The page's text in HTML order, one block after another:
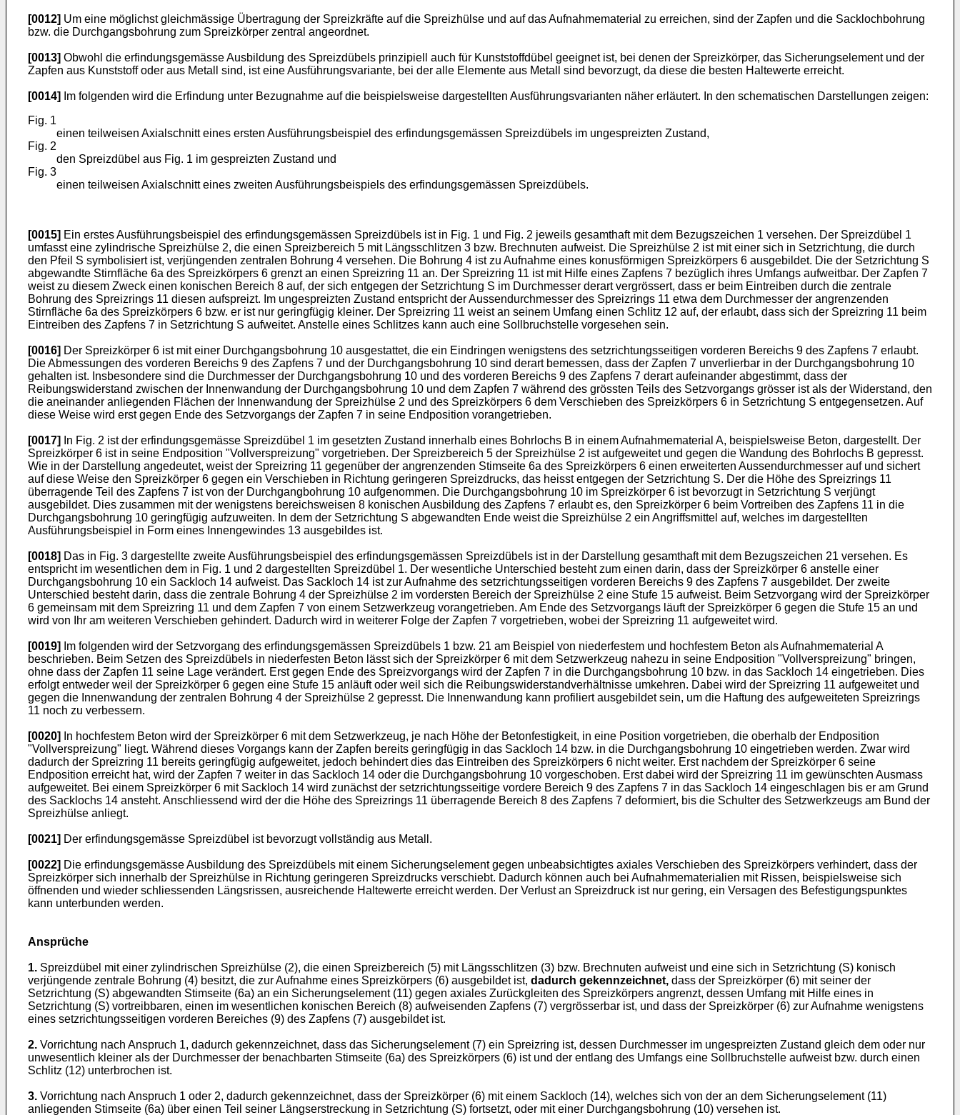
[0012] Um eine möglichst gleichmässige Übertragung der Spreizkräfte auf die Spreizhülse und auf das Aufnahmematerial zu erreichen, sind der Zapfen und die Sacklochbohrung
bzw. die Durchgangsbohrung zum Spreizkörper zentral angeordnet.
[0013] Obwohl die erfindungsgemässe Ausbildung des Spreizdübels prinzipiell auch für Kunststoffdübel geeignet ist, bei denen der Spreizkörper, das Sicherungselement und der
Zapfen aus Kunststoff oder aus Metall sind, ist eine Ausführungsvariante, bei der alle Elemente aus Metall sind bevorzugt, da diese die besten Haltewerte erreicht.
[0014]
Im folgenden wird die Erfindung unter Bezugnahme auf die beispielsweise dargestellten Ausführungsvarianten näher erläutert. In den schematischen Darstellungen zeigen:
Fig. 1
einen teilweisen Axialschnitt eines ersten Ausführungsbeispiel des erfindungsgemässen Spreizdübels im ungespreizten Zustand,
Fig. 2
den Spreizdübel aus Fig. 1 im gespreizten Zustand und
Fig. 3
einen teilweisen Axialschnitt eines zweiten Ausführungsbeispiels des erfindungsgemässen Spreizdübels.
[0015] Ein erstes Ausführungsbeispiel des erfindungsgemässen Spreizdübels ist in Fig. 1 und Fig. 2 jeweils gesamthaft mit dem Bezugszeichen 1 versehen. Der Spreizdübel 1
umfasst eine zylindrische Spreizhülse 2, die einen Spreizbereich 5 mit Längsschlitzen 3 bzw. Brechnuten aufweist. Die Spreizhülse 2 ist mit einer sich in Setzrichtung, die durch
den Pfeil S symbolisiert ist, verjüngenden zentralen Bohrung 4 versehen. Die Bohrung 4 ist zu Aufnahme eines konusförmigen Spreizkörpers 6 ausgebildet. Die der Setzrichtung S
abgewandte Stirnfläche 6a des Spreizkörpers 6 grenzt an einen Spreizring 11 an. Der Spreizring 11 ist mit Hilfe eines Zapfens 7 bezüglich ihres Umfangs aufweitbar. Der Zapfen 7
weist zu diesem Zweck einen konischen Bereich 8 auf, der sich entgegen der Setzrichtung S im Durchmesser derart vergrössert, dass er beim Eintreiben durch die zentrale
Bohrung des Spreizrings 11 diesen aufspreizt. Im ungespreizten Zustand entspricht der Aussendurchmesser des Spreizrings 11 etwa dem Durchmesser der angrenzenden
Stirnfläche 6a des Spreizkörpers 6 bzw. er ist nur geringfügig kleiner. Der Spreizring 11 weist an seinem Umfang einen Schlitz 12 auf, der erlaubt, dass sich der Spreizring 11 beim
Eintreiben des Zapfens 7 in Setzrichtung S aufweitet. Anstelle eines Schlitzes kann auch eine Sollbruchstelle vorgesehen sein.
[0016] Der Spreizkörper 6 ist mit einer Durchgangsbohrung 10 ausgestattet, die ein Eindringen wenigstens des setzrichtungsseitigen vorderen Bereichs 9 des Zapfens 7 erlaubt.
Die Abmessungen des vorderen Bereichs 9 des Zapfens 7 und der Durchgangsbohrung 10 sind derart bemessen, dass der Zapfen 7 unverlierbar in der Durchgangsbohrung 10
gehalten ist. Insbesondere sind die Durchmesser der Durchgangsbohrung 10 und des vorderen Bereichs 9 des Zapfens 7 derart aufeinander abgestimmt, dass der
Reibungswiderstand zwischen der Innenwandung der Durchgangsbohrung 10 und dem Zapfen 7 während des grössten Teils des Setzvorgangs grösser ist als der Widerstand, den
die aneinander anliegenden Flächen der Innenwandung der Spreizhülse 2 und des Spreizkörpers 6 dem Verschieben des Spreizkörpers 6 in Setzrichtung S entgegensetzen. Auf
diese Weise wird erst gegen Ende des Setzvorgangs der Zapfen 7 in seine Endposition vorangetrieben.
[0017]
In Fig. 2 ist der erfindungsgemässe Spreizdübel 1 im gesetzten Zustand innerhalb eines Bohrlochs B in einem Aufnahmematerial A, beispielsweise Beton, dargestellt. Der
Spreizkörper 6 ist in seine Endposition "Vollverspreizung" vorgetrieben. Der Spreizbereich 5 der Spreizhülse 2 ist aufgeweitet und gegen die Wandung des Bohrlochs B gepresst.
Wie in der Darstellung angedeutet, weist der Spreizring 11 gegenüber der angrenzenden Stimseite 6a des Spreizkörpers 6 einen erweiterten Aussendurchmesser auf und sichert
auf diese Weise den Spreizkörper 6 gegen ein Verschieben in Richtung geringeren Spreizdrucks, das heisst entgegen der Setzrichtung S. Der die Höhe des Spreizrings 11
überragende Teil des Zapfens 7 ist von der Durchgangbohrung 10 aufgenommen. Die Durchgangsbohrung 10 im Spreizkörper 6 ist bevorzugt in Setzrichtung S verjüngt
ausgebildet. Dies zusammen mit der wenigstens bereichsweisen 8 konischen Ausbildung des Zapfens 7 erlaubt es, den Spreizkörper 6 beim Vortreiben des Zapfens 11 in die
Durchgangsbohrung 10 geringfügig aufzuweiten. In dem der Setzrichtung S abgewandten Ende weist die Spreizhülse 2 ein Angriffsmittel auf, welches im dargestellten
Ausführungsbeispiel in Form eines Innengewindes 13 ausgebildes ist.
[0018] Das in Fig. 3 dargestellte zweite Ausführungsbeispiel des erfindungsgemässen Spreizdübels ist in der Darstellung gesamthaft mit dem Bezugszeichen 21 versehen. Es
entspricht im wesentlichen dem in Fig. 1 und 2 dargestellten Spreizdübel 1. Der wesentliche Unterschied besteht zum einen darin, dass der Spreizkörper 6 anstelle einer
Durchgangsbohrung 10 ein Sackloch 14 aufweist. Das Sackloch 14 ist zur Aufnahme des setzrichtungsseitigen vorderen Bereichs 9 des Zapfens 7 ausgebildet. Der zweite
Unterschied besteht darin, dass die zentrale Bohrung 4 der Spreizhülse 2 im vordersten Bereich der Spreizhülse 2 eine Stufe 15 aufweist. Beim Setzvorgang wird der Spreizkörper
6 gemeinsam mit dem Spreizring 11 und dem Zapfen 7 von einem Setzwerkzeug vorangetrieben. Am Ende des Setzvorgangs läuft der Spreizkörper 6 gegen die Stufe 15 an und
wird von Ihr am weiteren Verschieben gehindert. Dadurch wird in weiterer Folge der Zapfen 7 vorgetrieben, wobei der Spreizring 11 aufgeweitet wird.
[0019]
Im folgenden wird der Setzvorgang des erfindungsgemässen Spreizdübels 1 bzw. 21 am Beispiel von niederfestem und hochfestem Beton als Aufnahmematerial A
beschrieben. Beim Setzen des Spreizdübels in niederfesten Beton lässt sich der Spreizkörper 6 mit dem Setzwerkzeug nahezu in seine Endposition "Vollverspreizung" bringen,
ohne dass der Zapfen 11 seine Lage verändert. Erst gegen Ende des Spreizvorgangs wird der Zapfen 7 in die Durchgangsbohrung 10 bzw. in das Sackloch 14 eingetrieben. Dies
erfolgt entweder weil der Spreizkörper 6 gegen eine Stufe 15 anläuft oder weil sich die Reibungswiderstandverhältnisse umkehren. Dabei wird der Spreizring 11 aufgeweitet und
gegen die Innenwandung der zentralen Bohrung 4 der Spreizhülse 2 gepresst. Die Innenwandung kann profiliert ausgebildet sein, um die Haftung des aufgeweiteten Spreizrings
11 noch zu verbessern.
[0020]
In hochfestem Beton wird der Spreizkörper 6 mit dem Setzwerkzeug, je nach Höhe der Betonfestigkeit, in eine Position vorgetrieben, die oberhalb der Endposition
"Vollverspreizung" liegt. Während dieses Vorgangs kann der Zapfen bereits geringfügig in das Sackloch 14 bzw. in die Durchgangsbohrung 10 eingetrieben werden. Zwar wird
dadurch der Spreizring 11 bereits geringfügig aufgeweitet, jedoch behindert dies das Eintreiben des Spreizkörpers 6 nicht weiter. Erst nachdem der Spreizkörper 6 seine
Endposition erreicht hat, wird der Zapfen 7 weiter in das Sackloch 14 oder die Durchgangsbohrung 10 vorgeschoben. Erst dabei wird der Spreizring 11 im gewünschten Ausmass
aufgeweitet. Bei einem Spreizkörper 6 mit Sackloch 14 wird zunächst der setzrichtungsseitige vordere Bereich 9 des Zapfens 7 in das Sackloch 14 eingeschlagen bis er am Grund
des Sacklochs 14 ansteht. Anschliessend wird der die Höhe des Spreizrings 11 überragende Bereich 8 des Zapfens 7 deformiert, bis die Schulter des Setzwerkzeugs am Bund der
Spreizhülse anliegt.
[0021] Der erfindungsgemässe Spreizdübel ist bevorzugt vollständig aus Metall.
[0022] Die erfindungsgemässe Ausbildung des Spreizdübels mit einem Sicherungselement gegen unbeabsichtigtes axiales Verschieben des Spreizkörpers verhindert, dass der
Spreizkörper sich innerhalb der Spreizhülse in Richtung geringeren Spreizdrucks verschiebt. Dadurch können auch bei Aufnahmematerialien mit Rissen, beispielsweise sich
öffnenden und wieder schliessenden Längsrissen, ausreichende Haltewerte erreicht werden. Der Verlust an Spreizdruck ist nur gering, ein Versagen des Befestigungspunktes
kann unterbunden werden.
Ansprüche
1. Spreizdübel mit einer zylindrischen Spreizhülse (2), die einen Spreizbereich (5) mit Längsschlitzen (3) bzw. Brechnuten aufweist und eine sich in Setzrichtung (S) konisch
verjüngende zentrale Bohrung (4) besitzt, die zur Aufnahme eines Spreizkörpers (6) ausgebildet ist, dadurch gekennzeichnet, dass der Spreizkörper (6) mit seiner der
Setzrichtung (S) abgewandten Stimseite (6a) an ein Sicherungselement (11) gegen axiales Zurückgleiten des Spreizkörpers angrenzt, dessen Umfang mit Hilfe eines in
Setzrichtung (S) vortreibbaren, einen im wesentlichen konischen Bereich (8) aufweisenden Zapfens (7) vergrösserbar ist, und dass der Spreizkörper (6) zur Aufnahme wenigstens
eines setzrichtungsseitigen vorderen Bereiches (9) des Zapfens (7) ausgebildet ist.
2. Vorrichtung nach Anspruch 1, dadurch gekennzeichnet, dass das Sicherungselement (7) ein Spreizring ist, dessen Durchmesser im ungespreizten Zustand gleich dem oder nur
unwesentlich kleiner als der Durchmesser der benachbarten Stimseite (6a) des Spreizkörpers (6) ist und der entlang des Umfangs eine Sollbruchstelle aufweist bzw. durch einen
Schlitz (12) unterbrochen ist.
3. Vorrichtung nach Anspruch 1 oder 2, dadurch gekennzeichnet, dass der Spreizkörper (6) mit einem Sackloch (14), welches sich von der an dem Sicherungselement (11)
anliegenden Stimseite (6a) über einen Teil seiner Längserstreckung in Setzrichtung (S) fortsetzt, oder mit einer Durchgangsbohrung (10) versehen ist.